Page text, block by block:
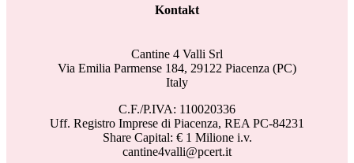
Kontakt
Cantine 4 Valli Srl
Via Emilia Parmense 184, 29122 Piacenza (PC)
Italy
C.F./P.IVA: 110020336
Uff. Registro Imprese di Piacenza, REA PC-84231
Share Capital: € 1 Milione i.v.
cantine4valli@pcert.it